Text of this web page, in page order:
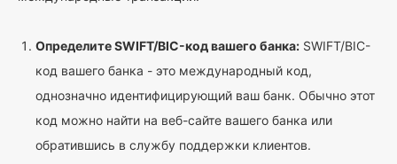
Определите SWIFT/BIC-код вашего банка: SWIFT/BIC-
код вашего банка - это международный код,
однозначно идентифицирующий ваш банк. Обычно этот
код можно найти на веб-сайте вашего банка или
обратившись в службу поддержки клиентов.